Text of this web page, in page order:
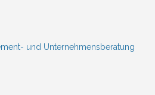
und Unternehmensberatung